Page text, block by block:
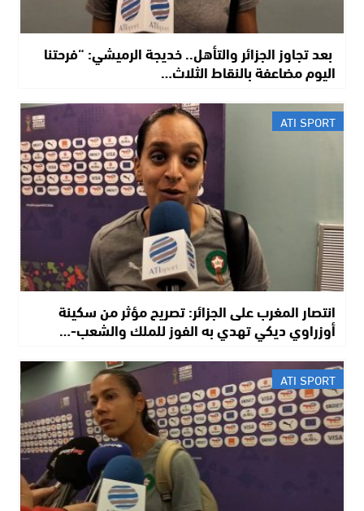
​ بعد تجاوز الجزائر والتأهل.. خديجة الرميشي: “فرحتنا
اليوم مضاعفة بالنقاط الثلاث…
ATI SPORT
انتصار المغرب على الجزائر: تصريح مؤثر من سكينة
أوزراوي ديكي تهدي به الفوز للملك والشعب-…
ATI SPORT